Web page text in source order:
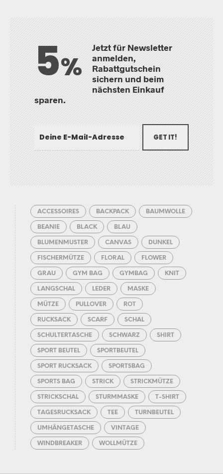
5%
Jetzt für Newsletter
anmelden,
Rabattgutschein
sichern und beim
nächsten Einkauf
sparen.
GET IT!
ACCESSOIRES BACKPACK BAUMWOLLE
BEANIE BLACK BLAU
BLUMENMUSTER CANVAS DUNKEL
FISCHERMÜTZE FLORAL FLOWER
GRAU GYM BAG GYMBAG KNIT
LANGSCHAL LEDER MASKE
MÜTZE PULLOVER ROT
RUCKSACK SCARF SCHAL
SCHULTERTASCHE SCHWARZ SHIRT
SPORT BEUTEL SPORTBEUTEL
SPORT RUCKSACK SPORTSBAG
SPORTS BAG STRICK STRICKMÜTZE
STRICKSCHAL STURMMASKE T-SHIRT
TAGESRUCKSACK TEE TURNBEUTEL
UMHÄNGETASCHE VINTAGE
WINDBREAKER WOLLMÜTZE